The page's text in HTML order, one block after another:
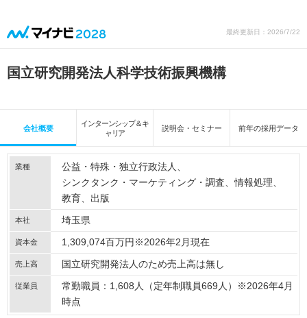
最終更新日：2026/7/22
国立研究開発法人科学技術振興機構
会社概要
インターンシップ＆キ
ャリア
説明会・セミナー 前年の採用データ
業種
公益・特殊・独立行政法人
シンクタンク・マーケティング・調査
情報処理
教育
出版
本社 埼玉県
資本金 1,309,074百万円※2026年2月現在
売上高 国立研究開発法人のため売上高は無し
従業員
常勤職員：1,608人（定年制職員669人）※2026年4月
時点